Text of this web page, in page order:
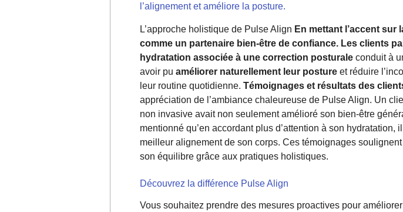
l’alignement et améliore la posture.
L’approche holistique de Pulse Align En mettant l’accent sur
comme un partenaire bien-être de confiance. Les clients
hydratation associée à une correction posturale conduit à
avoir pu améliorer naturellement leur posture et réduire
leur routine quotidienne. Témoignages et résultats des
appréciation de l’ambiance chaleureuse de Pulse Align. Un
non invasive avait non seulement amélioré son bien-être
mentionné qu’en accordant plus d’attention à son
meilleur alignement de son corps. Ces témoignages
son équilibre grâce aux pratiques holistiques.
Découvrez la différence Pulse Align
Vous souhaitez prendre des mesures proactives pour